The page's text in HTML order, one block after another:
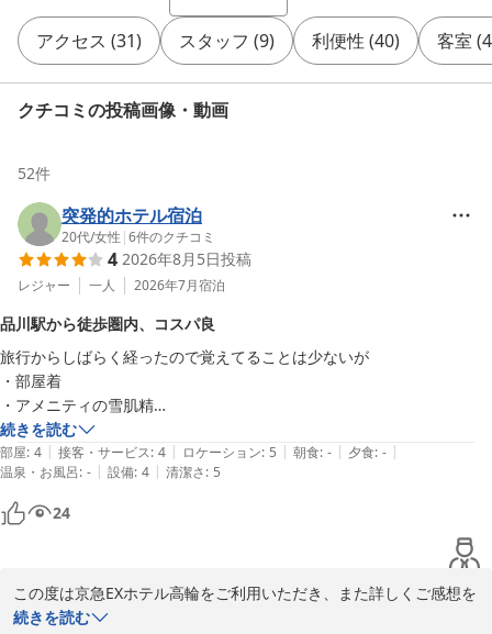
アクセス (31) スタッフ (9) 利便性 (40) 客室 (
クチコミの投稿画像・動画
52件
突発的ホテル宿泊
20代/女性 |6件のクチコミ
4 2026年8月5日投稿
レジャー 一人 2026年7月宿泊
品川駅から徒歩圏内、コスパ良
旅行からしばらく経ったので覚えてることは少ないが
・部屋着
・アメニティの雪肌精
・ランドリー(500円)あり
・夜景
・品川駅から徒歩圏内
という点が良かった
星5評価出ないのは、また絶対にとまりたいという感動体験がないから
この判断基準でなければ星5で差し支えない
値段の割に綺麗であり、コスパ良しリピあり
続きを読む
部屋: 4 | 接客・サービス: 4 | ロケーション: 5 | 朝食: - | 夕食: - |
温泉・お風呂: - | 設備: 4 | 清潔さ: 5
24
この度は京急EXホテル高輪をご利用いただき、また詳しくご感想を
お寄せいただきまして誠にありがとうございます。
続きを読む